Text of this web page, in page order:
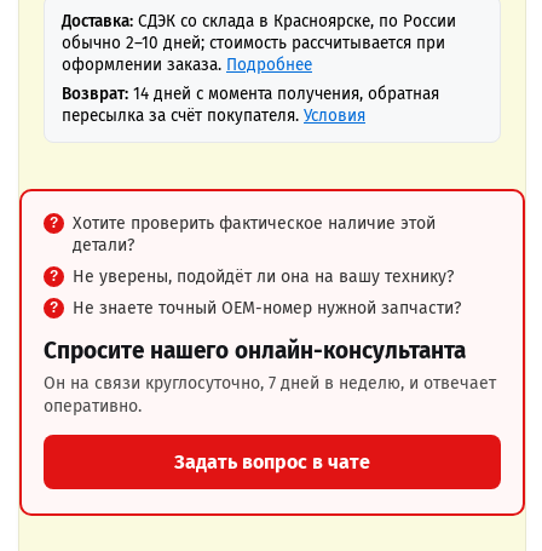
Доставка: СДЭК со склада в Красноярске, по России
обычно 2–10 дней; стоимость рассчитывается при
оформлении заказа. Подробнее
Возврат: 14 дней с момента получения, обратная
пересылка за счёт покупателя. Условия
Хотите проверить фактическое наличие этой
детали?
Не уверены, подойдёт ли она на вашу технику?
Не знаете точный OEM-номер нужной запчасти?
Спросите нашего онлайн-консультанта
Он на связи круглосуточно, 7 дней в неделю, и отвечает
оперативно.
Задать вопрос в чате